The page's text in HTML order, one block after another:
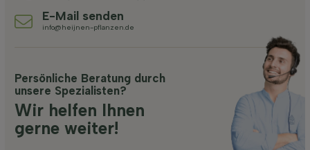
E-Mail senden
info@heijnen-pflanzen.de
Persönliche Beratung durch
unsere Spezialisten?
Wir helfen Ihnen
gerne weiter!